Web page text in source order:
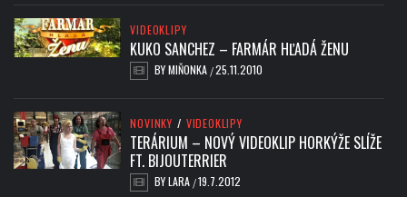
VIDEOKLIPY
KUKO SANCHEZ – FARMÁR HĽADÁ ŽENU
BYMIŇONKA /25.11.2010
NOVINKY / VIDEOKLIPY
TERÁRIUM – NOVÝ VIDEOKLIP HORKÝŽE SLÍŽE
FT. BIJOUTERRIER
BYLARA /19.7.2012